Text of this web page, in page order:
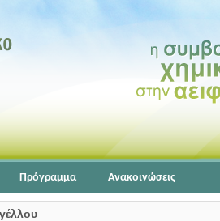
Πρόγραμμα Ανακοινώσεις